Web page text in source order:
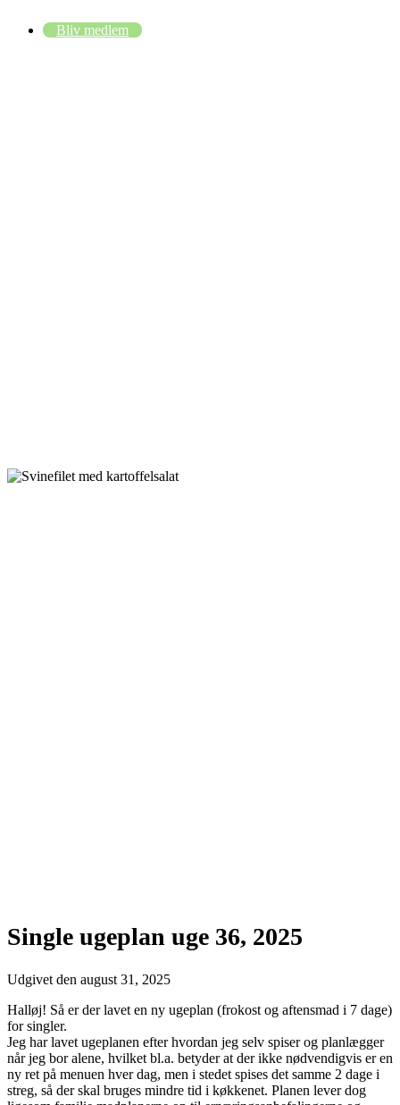
Bliv medlem
Single ugeplan uge 36, 2025
Udgivet den august 31, 2025
Halløj! Så er der lavet en ny ugeplan (frokost og aftensmad i 7 dage)
for singler.
Jeg har lavet ugeplanen efter hvordan jeg selv spiser og planlægger
når jeg bor alene, hvilket bl.a. betyder at der ikke nødvendigvis er en
ny ret på menuen hver dag, men i stedet spises det samme 2 dage i
streg, så der skal bruges mindre tid i køkkenet. Planen lever dog